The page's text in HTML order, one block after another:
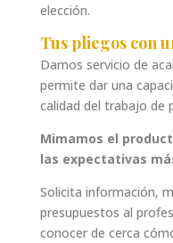
elección.
Tus pliegos con
Damos servicio de
permite dar una
calidad del trabajo de
Mimamos el
las expectativas
Solicita información,
presupuestos al
conocer de cerca